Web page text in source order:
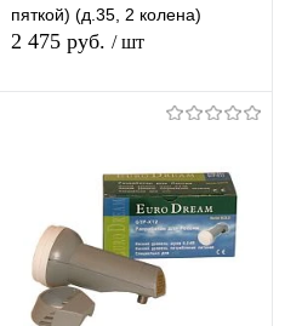
пяткой) (д.35, 2 колена)
2 475 руб. / шт
Купить в 1
К
сравнению
В избранное В наличии